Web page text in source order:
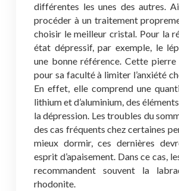
différentes les unes des autres.
procéder à un traitement
choisir le meilleur cristal. Pour la
état dépressif, par exemple, le
une bonne référence. Cette pierre
pour sa faculté à limiter l’anxiété
En effet, elle comprend une
lithium et d’aluminium, des
la dépression. Les troubles du
des cas fréquents chez certaines
mieux dormir, ces dernières
esprit d’apaisement. Dans ce cas,
recommandent souvent la
rhodonite.